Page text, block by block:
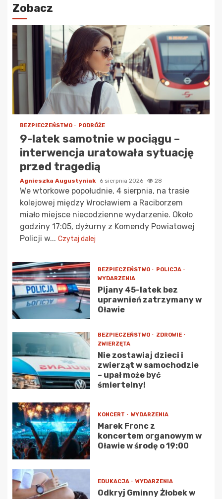
Zobacz
BEZPIECZEŃSTWO PODRÓŻE
9-latek samotnie w pociągu –
interwencja uratowała sytuację
przed tragedią
Agnieszka Augustyniak 6 sierpnia 2026 28
We wtorkowe popołudnie, 4 sierpnia, na trasie
kolejowej między Wrocławiem a Raciborzem
miało miejsce niecodzienne wydarzenie. Około
godziny 17:05, dyżurny z Komendy Powiatowej
Policji w... Czytaj dalej
BEZPIECZEŃSTWO
POLICJA
WYDARZENIA
Pijany 45-latek bez
uprawnień zatrzymany w
Oławie
BEZPIECZEŃSTWO
ZDROWIE
ZWIERZĘTA
Nie zostawiaj dzieci i
zwierząt w samochodzie
– upał może być
śmiertelny!
KONCERT WYDARZENIA
Marek Fronc z
koncertem organowym w
Oławie w środę o 19:00
EDUKACJA WYDARZENIA
Odkryj Gminny Żłobek w